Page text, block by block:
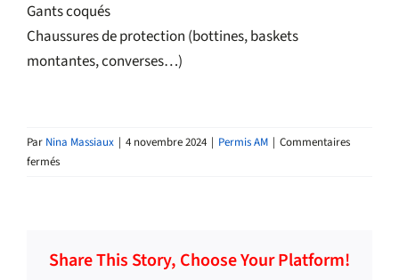
Gants coqués
Chaussures de protection (bottines, baskets
montantes, converses…)
Par Nina Massiaux | 4 novembre 2024 | Permis AM | Commentaires
ferméssur
Share This Story, Choose Your Platform!